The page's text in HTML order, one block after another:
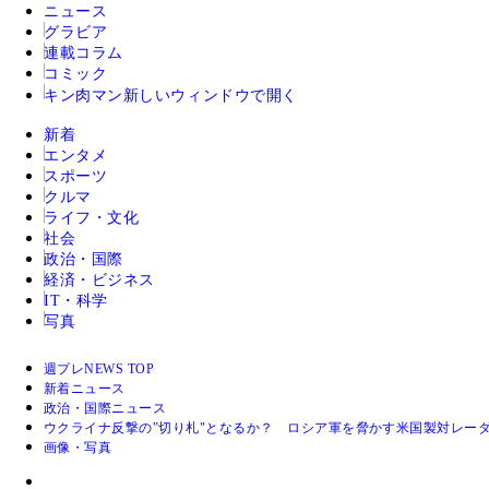
ニュース
グラビア
連載コラム
コミック
キン肉マン 新しいウィンドウで開く
新着
エンタメ
スポーツ
クルマ
ライフ・文化
社会
政治・国際
経済・ビジネス
IT・科学
写真
週プレNEWS TOP
新着ニュース
政治・国際ニュース
ウクライナ反撃の‟切り札"となるか？ ロシア軍を脅かす米国製対レー
画像・写真